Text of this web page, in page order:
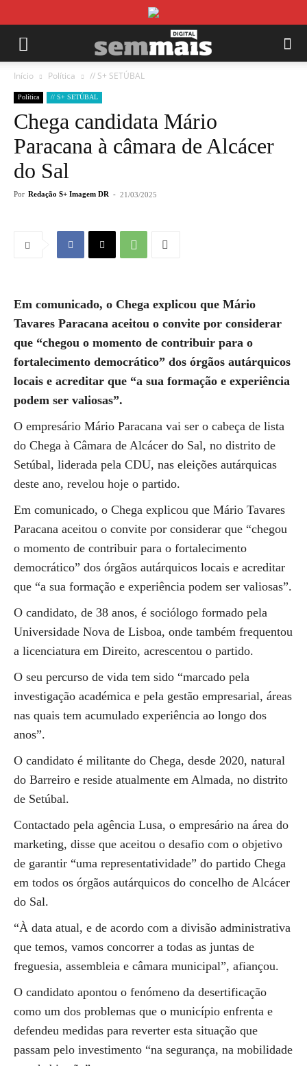
Início Política // S+ SETÚBAL
Política // S+ SETÚBAL
Chega candidata Mário
Paracana à câmara de Alcácer
do Sal
Por Redação S+ Imagem DR - 21/03/2025
Em comunicado, o Chega explicou que Mário
Tavares Paracana aceitou o convite por considerar
que “chegou o momento de contribuir para o
fortalecimento democrático” dos órgãos autárquicos
locais e acreditar que “a sua formação e experiência
podem ser valiosas”.
O empresário Mário Paracana vai ser o cabeça de lista
do Chega à Câmara de Alcácer do Sal, no distrito de
Setúbal, liderada pela CDU, nas eleições autárquicas
deste ano, revelou hoje o partido.
Em comunicado, o Chega explicou que Mário Tavares
Paracana aceitou o convite por considerar que “chegou
o momento de contribuir para o fortalecimento
democrático” dos órgãos autárquicos locais e acreditar
que “a sua formação e experiência podem ser valiosas”.
O candidato, de 38 anos, é sociólogo formado pela
Universidade Nova de Lisboa, onde também frequentou
a licenciatura em Direito, acrescentou o partido.
O seu percurso de vida tem sido “marcado pela
investigação académica e pela gestão empresarial, áreas
nas quais tem acumulado experiência ao longo dos
anos”.
O candidato é militante do Chega, desde 2020, natural
do Barreiro e reside atualmente em Almada, no distrito
de Setúbal.
Contactado pela agência Lusa, o empresário na área do
marketing, disse que aceitou o desafio com o objetivo
de garantir “uma representatividade” do partido Chega
em todos os órgãos autárquicos do concelho de Alcácer
do Sal.
“À data atual, e de acordo com a divisão administrativa
que temos, vamos concorrer a todas as juntas de
freguesia, assembleia e câmara municipal”, afiançou.
O candidato apontou o fenómeno da desertificação
como um dos problemas que o município enfrenta e
defendeu medidas para reverter esta situação que
passam pelo investimento “na segurança, na mobilidade